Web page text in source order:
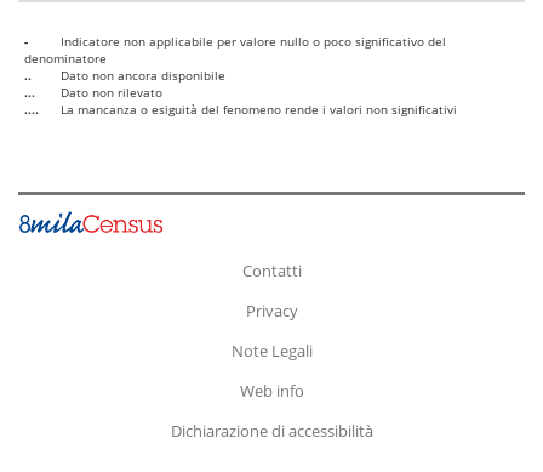
-
Indicatore non applicabile per valore nullo o poco significativo del
denominatore
..
Dato non ancora disponibile
...
Dato non rilevato
....
La mancanza o esiguità del fenomeno rende i valori non significativi
Contatti
Privacy
Note Legali
Web info
Dichiarazione di accessibilità